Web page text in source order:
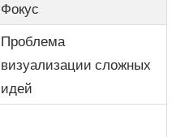
Фокус
Проблема
визуализации сложных
идей